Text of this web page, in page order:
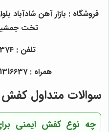
فروشگاه : بازار آهن شادآباد
تخت جمشید
تلفن : 40669374 -021
همراه : 1316637 - 0912 چاووشی
سوالات متداول کفش
چه نوع کفش ایمنی